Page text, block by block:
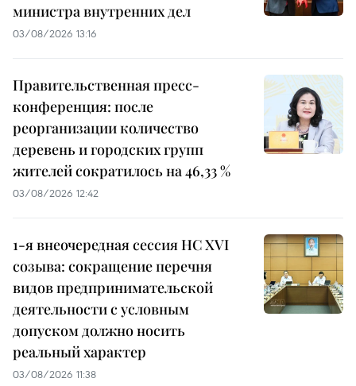
министра внутренних дел
03/08/2026 13:16
Правительственная пресс-
конференция: после
реорганизации количество
деревень и городских групп
жителей сократилось на 46,33 %
03/08/2026 12:42
1-я внеочередная сессия НС XVI
созыва: сокращение перечня
видов предпринимательской
деятельности с условным
допуском должно носить
реальный характер
03/08/2026 11:38